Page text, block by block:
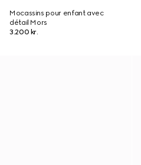
Mocassins pour enfant avec
détail Mors
3.200 kr.